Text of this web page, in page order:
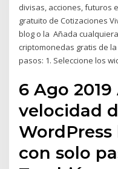
divisas, acciones, futuros
gratuito de Cotizaciones
blog o la Añada
criptomonedas gratis de
pasos: 1. Seleccione los
6 Ago
velocidad
WordPress
con solo